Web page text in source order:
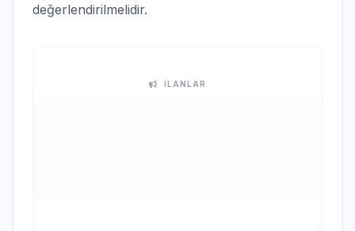
değerlendirilmelidir.
İLANLAR